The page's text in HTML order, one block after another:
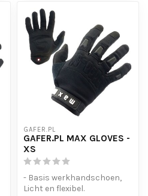
GAFER.PL
GAFER.PL MAX GLOVES -
XS
- Basis werkhandschoen,
Licht en flexibel.